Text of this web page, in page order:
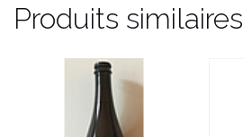
Produits similaires